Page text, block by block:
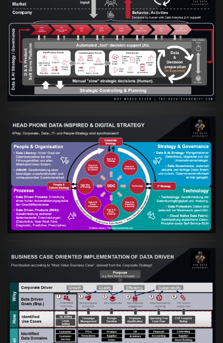
Artikel:Prozesse und Daten müssen Hand
in Hand gehen
VIEW
Artikel:Kennst Du schon die "Head Phone
Data Driven Strategy"?
VIEW
Artikel:
Business Case orientierte
Etablierung einer Data Driven Company
VIEW